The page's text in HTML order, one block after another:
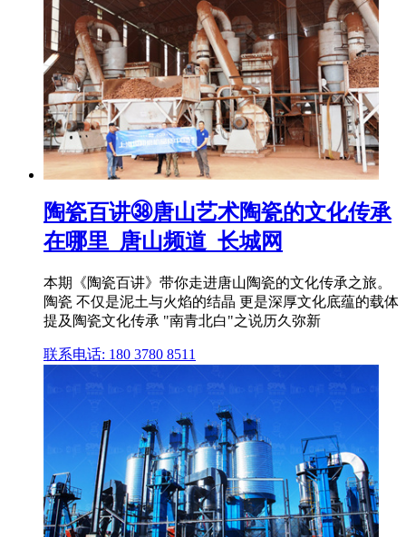
陶瓷百讲㊳唐山艺术陶瓷的文化传承
在哪里_唐山频道_长城网
本期《陶瓷百讲》带你走进唐山陶瓷的文化传承之旅。
陶瓷 不仅是泥土与火焰的结晶 更是深厚文化底蕴的载体
提及陶瓷文化传承 "南青北白"之说历久弥新
联系电话: 180 3780 8511